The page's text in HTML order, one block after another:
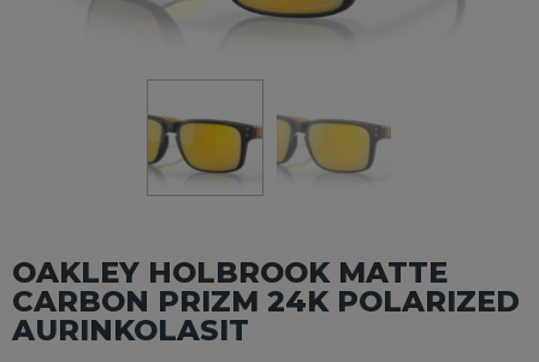
OAKLEY HOLBROOK MATTE
CARBON PRIZM 24K POLARIZED
AURINKOLASIT